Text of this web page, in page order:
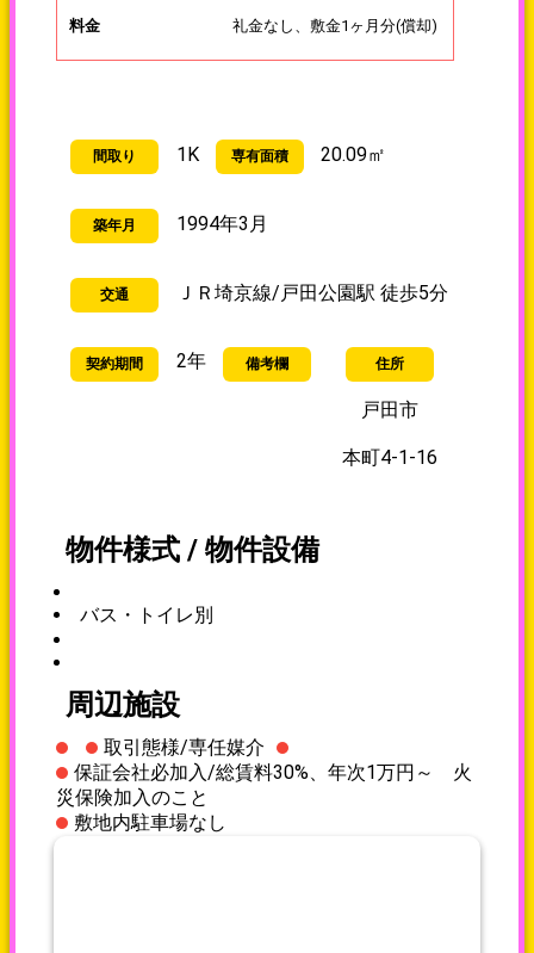
礼金なし、敷金1ヶ月分(償却)
間取り 1K 専有面積 20.09㎡
築年月 1994年3月
交通 ＪＲ埼京線/戸田公園駅 徒歩5分
契約期間 2年 備考欄 住所
戸田市
本町4-1-16
物件様式 / 物件設備
バス・トイレ別
周辺施設
取引態様/専任媒介
保証会社必加入/総賃料30%、年次1万円～ 火
災保険加入のこと
敷地内駐車場なし